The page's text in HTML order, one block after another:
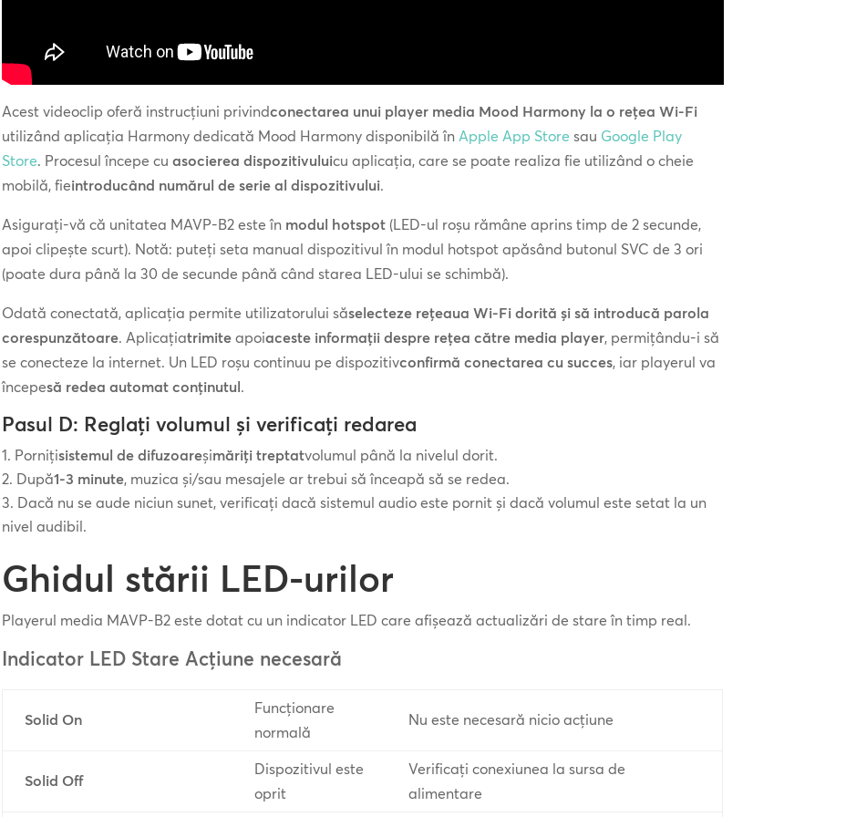
Acest videoclip oferă instrucțiuni privindconectarea unui player media Mood Harmony la o rețea Wi-Fi
utilizând aplicația Harmony dedicată Mood Harmony disponibilă în Apple App Store sau Google Play
Store. Procesul începe cu asocierea dispozitivuluicu aplicația, care se poate realiza fie utilizând o cheie
mobilă, fieintroducând numărul de serie al dispozitivului.
Asigurați-vă că unitatea MAVP-B2 este în modul hotspot(LED-ul roșu rămâne aprins timp de 2 secunde,
apoi clipește scurt). Notă: puteți seta manual dispozitivul în modul hotspot apăsând butonul SVC de 3 ori
(poate dura până la 30 de secunde până când starea LED-ului se schimbă).
Odată conectată, aplicația permite utilizatorului săselecteze rețeaua Wi-Fi dorită și să introducă parola
corespunzătoare. Aplicațiatrimiteapoiaceste informații despre rețea către media player, permițându-i să
se conecteze la internet. Un LED roșu continuu pe dispozitivconfirmă conectarea cu succes, iar playerul va
începesă redea automat conținutul.
Pasul D: Reglați volumul și verificați redarea
Pornițisistemul de difuzoareșimăriți treptatvolumul până la nivelul dorit.
După1-3 minute, muzica și/sau mesajele ar trebui să înceapă să se redea.
Dacă nu se aude niciun sunet, verificați dacă sistemul audio este pornit și dacă volumul este setat la un
nivel audibil.
Ghidul stării LED-urilor
Playerul media MAVP-B2 este dotat cu un indicator LED care afișează actualizări de stare în timp real.
Indicator LED Stare Acțiune necesară
Solid On
Funcționare
normală
Nu este necesară nicio acțiune
Solid Off
Dispozitivul este
oprit
Verificați conexiunea la sursa de
alimentare